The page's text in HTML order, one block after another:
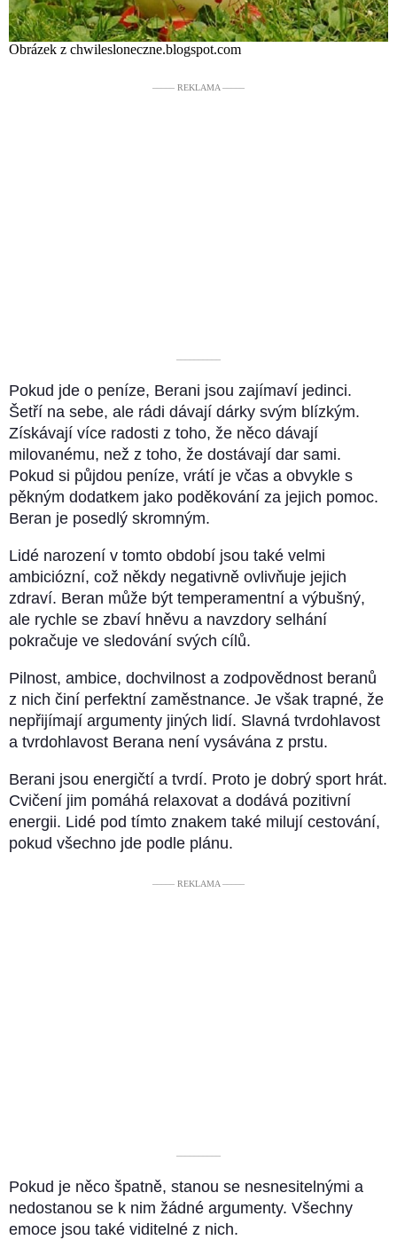
Obrázek z chwilesloneczne.blogspot.com
––––– REKLAMA –––––
––––––––––
Pokud jde o peníze, Berani jsou zajímaví jedinci.
Šetří na sebe, ale rádi dávají dárky svým blízkým.
Získávají více radosti z toho, že něco dávají
milovanému, než z toho, že dostávají dar sami.
Pokud si půjdou peníze, vrátí je včas a obvykle s
pěkným dodatkem jako poděkování za jejich pomoc.
Beran je posedlý skromným.
Lidé narození v tomto období jsou také velmi
ambiciózní, což někdy negativně ovlivňuje jejich
zdraví. Beran může být temperamentní a výbušný,
ale rychle se zbaví hněvu a navzdory selhání
pokračuje ve sledování svých cílů.
Pilnost, ambice, dochvilnost a zodpovědnost beranů
z nich činí perfektní zaměstnance. Je však trapné, že
nepřijímají argumenty jiných lidí. Slavná tvrdohlavost
a tvrdohlavost Berana není vysávána z prstu.
Berani jsou energičtí a tvrdí. Proto je dobrý sport hrát.
Cvičení jim pomáhá relaxovat a dodává pozitivní
energii. Lidé pod tímto znakem také milují cestování,
pokud všechno jde podle plánu.
––––– REKLAMA –––––
––––––––––
Pokud je něco špatně, stanou se nesnesitelnými a
nedostanou se k nim žádné argumenty. Všechny
emoce jsou také viditelné z nich.